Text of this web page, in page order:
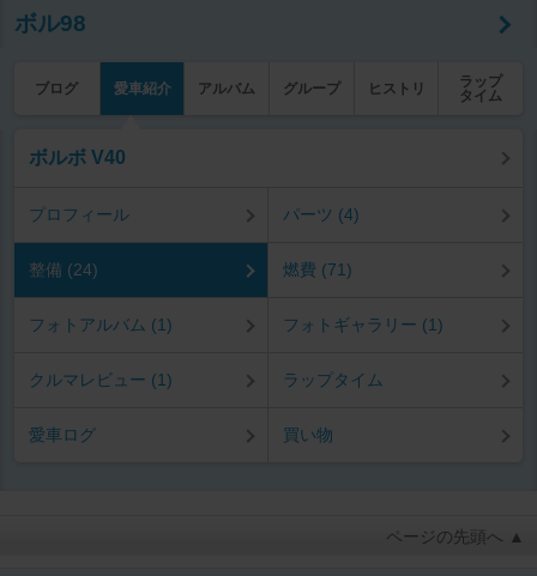
ボル98
ブログ 愛車紹介 アルバム グループ ヒストリ
ラップ
タイム
ボルボ V40
プロフィール パーツ (4)
整備 (24) 燃費 (71)
フォトアルバム (1) フォトギャラリー (1)
クルマレビュー (1) ラップタイム
愛車ログ 買い物
ページの先頭へ ▲